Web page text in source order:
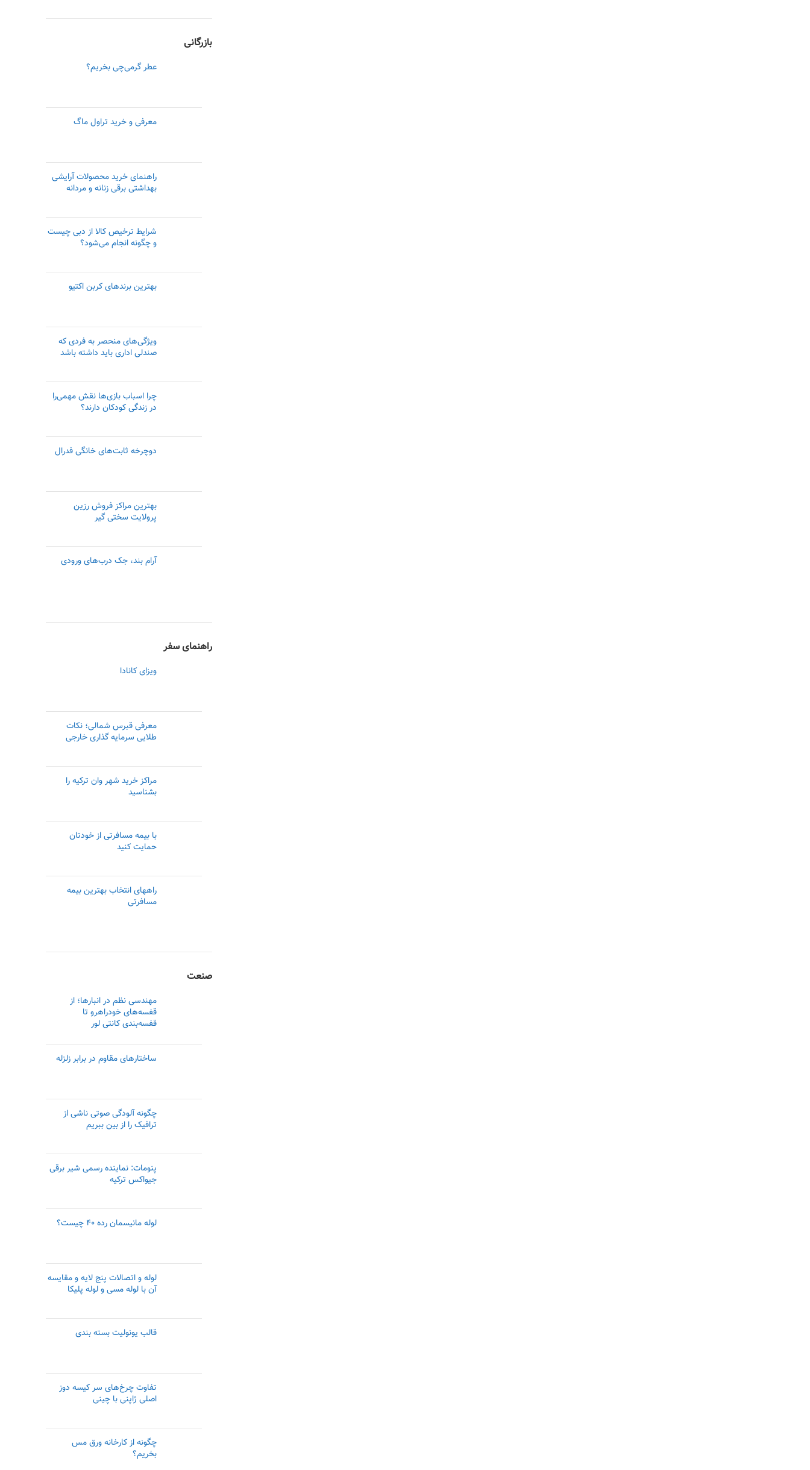
بازرگانی
عطر گرمی‌چی بخریم؟
معرفی و خرید تراول ماگ
راهنمای خرید محصولات آرایشی
بهداشتی برقی زنانه و مردانه
شرایط ترخیص کالا از دبی چیست
و چگونه انجام می‌شود؟
بهترین برندهای کربن اکتیو
ویژگی‌های منحصر به فردی که
صندلی اداری باید داشته باشد
چرا اسباب بازی‌ها نقش مهمی‌را
در زندگی کودکان دارند؟
دوچرخه ثابت‌های خانگی فدرال
بهترین مراکز فروش رزین
پرولایت سختی گیر
آرام بند، جک درب‌های ورودی
راهنمای سفر
ویزای کانادا
معرفی قبرس شمالی؛ نکات
طلایی سرمایه گذاری خارجی
مراکز خرید شهر وان ترکیه را
بشناسید
با بیمه مسافرتی از خودتان
حمایت کنید
راههای انتخاب بهترین بیمه
مسافرتی
صنعت
مهندسی نظم در انبارها؛ از
قفسه‌های خودراهرو تا
قفسه‌بندی کانتی لور
ساختارهای مقاوم در برابر زلزله
چگونه آلودگی صوتی ناشی از
ترافیک را از بین ببریم
پنومات: نماینده رسمی‌ شیر برقی
جیواکس ترکیه
لوله مانیسمان رده ۴۰ چیست؟
لوله و اتصالات پنج لایه و مقایسه
آن با لوله مسی و لوله پلیکا
قالب یونولیت بسته بندی
تفاوت چرخ‌های سر کیسه دوز
اصلی ژاپنی با چینی
چگونه از کارخانه ورق مس
بخریم؟